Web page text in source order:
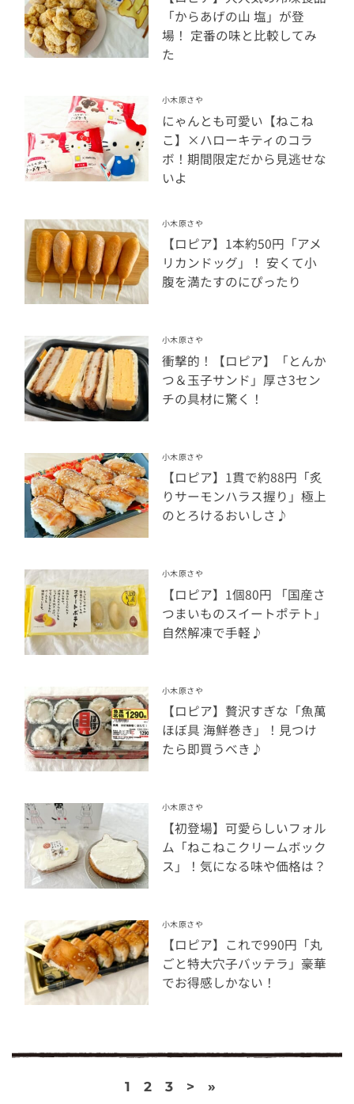
「からあげの山 塩」が登
場！ 定番の味と比較してみ
た
小木原さや
にゃんとも可愛い【ねこね
こ】×ハローキティのコラ
ボ！期間限定だから見逃せな
いよ
小木原さや
【ロピア】1本約50円「アメ
リカンドッグ」！ 安くて小
腹を満たすのにぴったり
小木原さや
衝撃的！【ロピア】「とんか
つ＆玉子サンド」厚さ3セン
チの具材に驚く！
小木原さや
【ロピア】1貫で約88円「炙
りサーモンハラス握り」極上
のとろけるおいしさ♪
小木原さや
【ロピア】1個80円 「国産さ
つまいものスイートポテト」
自然解凍で手軽♪
小木原さや
【ロピア】贅沢すぎな「魚萬
ほぼ具 海鮮巻き」！見つけ
たら即買うべき♪
小木原さや
【初登場】可愛らしいフォル
ム「ねこねこクリームボック
ス」！気になる味や価格は？
小木原さや
【ロピア】これで990円「丸
ごと特大穴子バッテラ」豪華
でお得感しかない！
1 2 3 > »